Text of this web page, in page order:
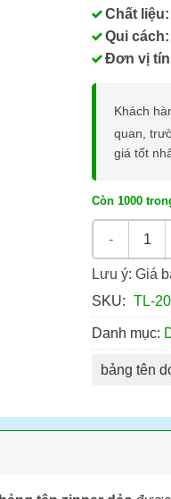
Chất liệu:
Qui cách:
Đơn vị
Khách
quan,
giá tốt
Còn 1000
Bảng Tên
Lưu ý: Giá
SKU: TL-
Danh mục:
bảng tên